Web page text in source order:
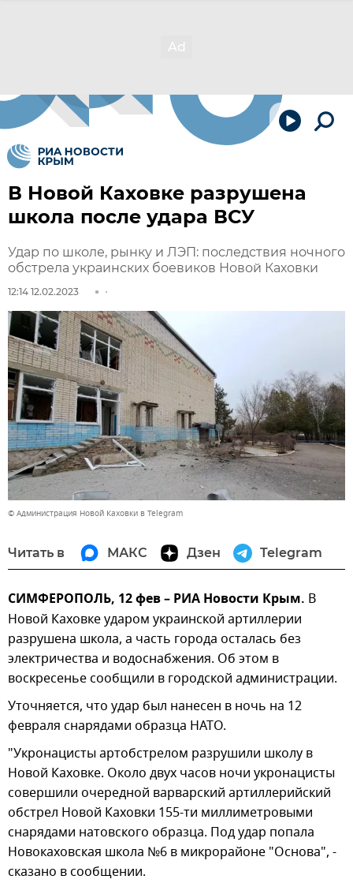
В Новой Каховке разрушена
школа после удара ВСУ
Удар по школе, рынку и ЛЭП: последствия ночного
обстрела украинских боевиков Новой Каховки
12:14 12.02.2023
© Администрация Новой Каховки в Telegram
Читать в МАКС Дзен Telegram
СИМФЕРОПОЛЬ, 12 фев – РИА Новости Крым. В
Новой Каховке ударом украинской артиллерии
разрушена школа, а часть города осталась без
электричества и водоснабжения. Об этом в
воскресенье сообщили в городской администрации.
Уточняется, что удар был нанесен в ночь на 12
февраля снарядами образца НАТО.
"Укронацисты артобстрелом разрушили школу в
Новой Каховке. Около двух часов ночи укронацисты
совершили очередной варварский артиллерийский
обстрел Новой Каховки 155-ти миллиметровыми
снарядами натовского образца. Под удар попала
Новокаховская школа №6 в микрорайоне "Основа", -
сказано в сообщении.